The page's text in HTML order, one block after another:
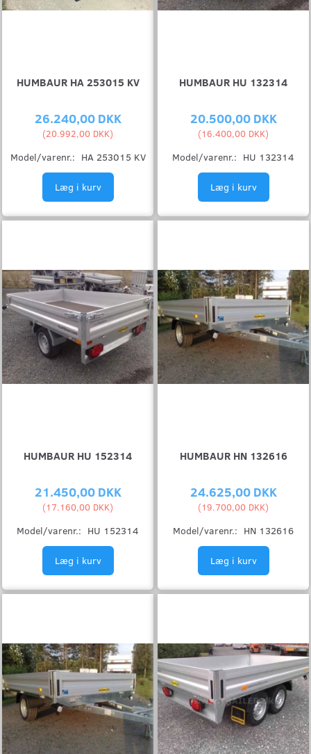
HUMBAUR HA 253015 KV
26.240,00 DKK
(20.992,00 DKK)
Model/varenr.: HA 253015 KV
Læg i kurv
HUMBAUR HU 132314
20.500,00 DKK
(16.400,00 DKK)
Model/varenr.: HU 132314
Læg i kurv
HUMBAUR HU 152314
21.450,00 DKK
(17.160,00 DKK)
Model/varenr.: HU 152314
Læg i kurv
HUMBAUR HN 132616
24.625,00 DKK
(19.700,00 DKK)
Model/varenr.: HN 132616
Læg i kurv